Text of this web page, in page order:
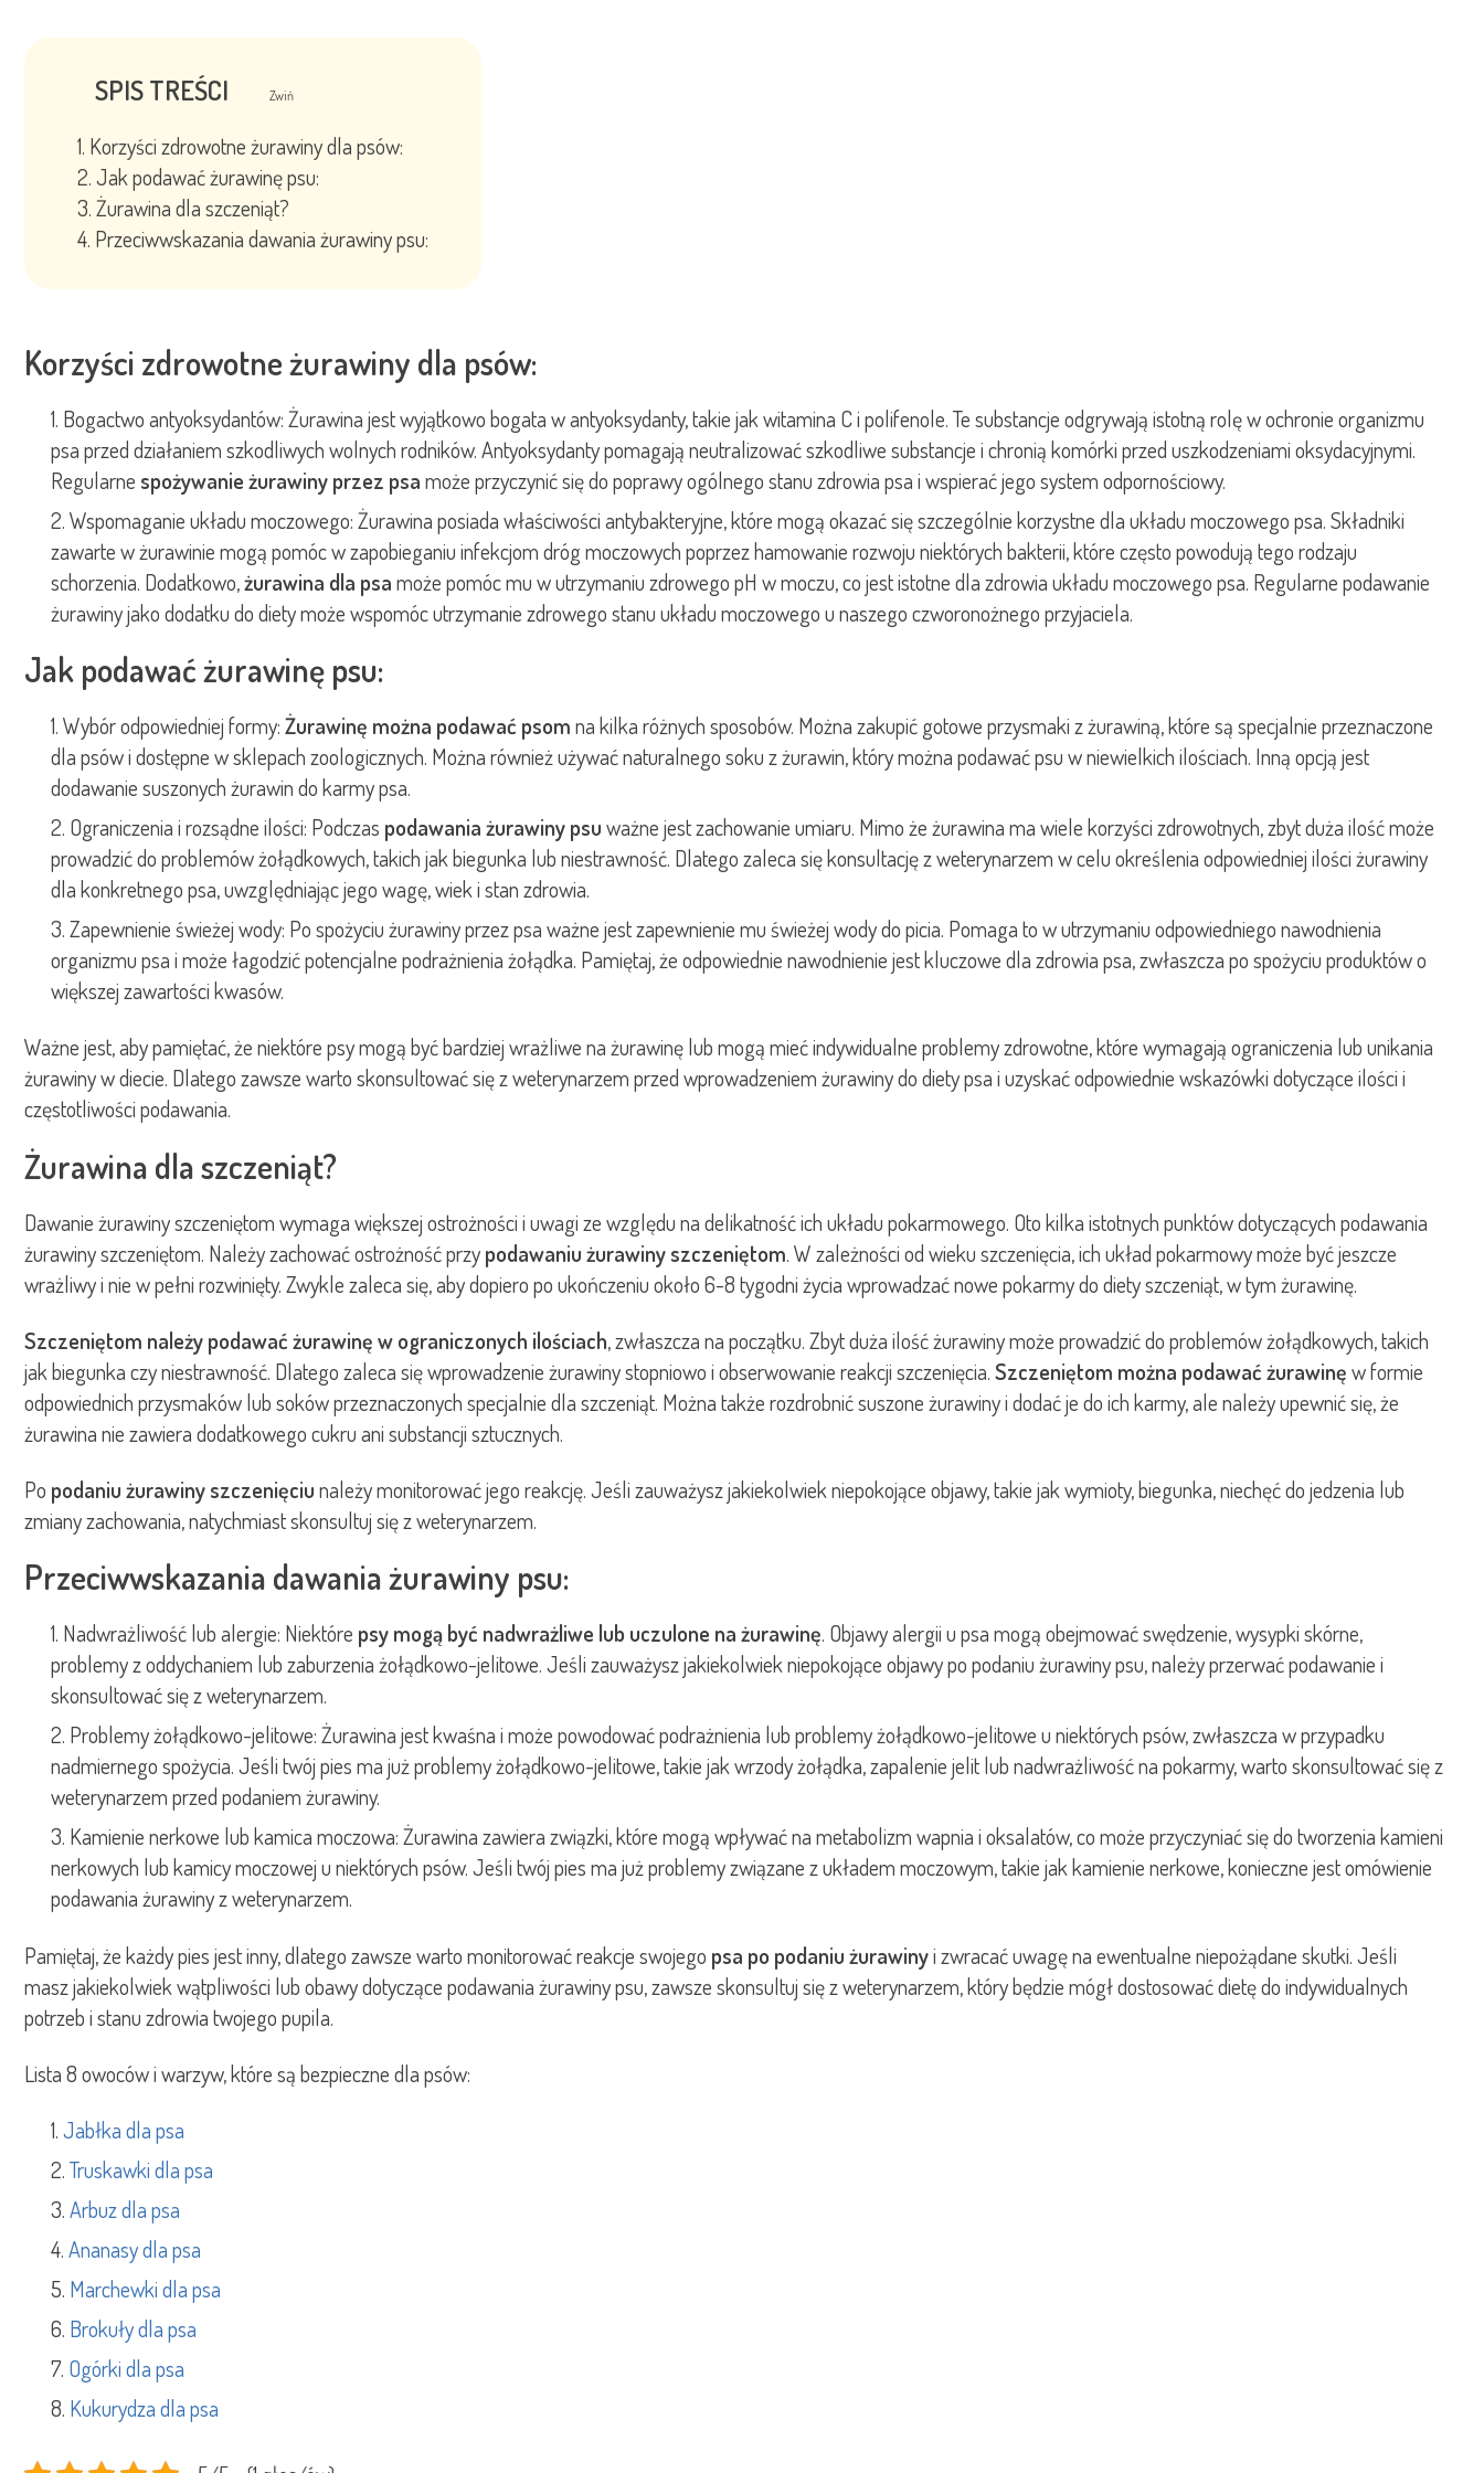
SPIS TREŚCI Zwiń
Korzyści zdrowotne żurawiny dla psów:
Jak podawać żurawinę psu:
Żurawina dla szczeniąt?
Przeciwwskazania dawania żurawiny psu:
Korzyści zdrowotne żurawiny dla psów:
Bogactwo antyoksydantów: Żurawina jest wyjątkowo bogata w antyoksydanty, takie jak witamina C i polifenole. Te substancje odgrywają istotną rolę w ochronie organizmu
psa przed działaniem szkodliwych wolnych rodników. Antyoksydanty pomagają neutralizować szkodliwe substancje i chronią komórki przed uszkodzeniami oksydacyjnymi.
Regularne spożywanie żurawiny przez psamoże przyczynić się do poprawy ogólnego stanu zdrowia psa i wspierać jego system odpornościowy.
Wspomaganie układu moczowego: Żurawina posiada właściwości antybakteryjne, które mogą okazać się szczególnie korzystne dla układu moczowego psa. Składniki
zawarte w żurawinie mogą pomóc w zapobieganiu infekcjom dróg moczowych poprzez hamowanie rozwoju niektórych bakterii, które często powodują tego rodzaju
schorzenia. Dodatkowo,żurawina dla psamoże pomóc mu w utrzymaniu zdrowego pH w moczu, co jest istotne dla zdrowia układu moczowego psa. Regularne podawanie
żurawiny jako dodatku do diety może wspomóc utrzymanie zdrowego stanu układu moczowego u naszego czworonożnego przyjaciela.
Jak podawać żurawinę psu:
Wybór odpowiedniej formy:Żurawinę można podawać psomna kilka różnych sposobów. Można zakupić gotowe przysmaki z żurawiną, które są specjalnie przeznaczone
dla psów i dostępne w sklepach zoologicznych. Można również używać naturalnego soku z żurawin, który można podawać psu w niewielkich ilościach. Inną opcją jest
dodawanie suszonych żurawin do karmy psa.
Ograniczenia i rozsądne ilości: Podczas podawania żurawiny psuważne jest zachowanie umiaru. Mimo że żurawina ma wiele korzyści zdrowotnych, zbyt duża ilość może
prowadzić do problemów żołądkowych, takich jak biegunka lub niestrawność. Dlatego zaleca się konsultację z weterynarzem w celu określenia odpowiedniej ilości żurawiny
dla konkretnego psa, uwzględniając jego wagę, wiek i stan zdrowia.
Zapewnienie świeżej wody: Po spożyciu żurawiny przez psa ważne jest zapewnienie mu świeżej wody do picia. Pomaga to w utrzymaniu odpowiedniego nawodnienia
organizmu psa i może łagodzić potencjalne podrażnienia żołądka. Pamiętaj, że odpowiednie nawodnienie jest kluczowe dla zdrowia psa, zwłaszcza po spożyciu produktów o
większej zawartości kwasów.
Ważne jest, aby pamiętać, że niektóre psy mogą być bardziej wrażliwe na żurawinę lub mogą mieć indywidualne problemy zdrowotne, które wymagają ograniczenia lub unikania
żurawiny w diecie. Dlatego zawsze warto skonsultować się z weterynarzem przed wprowadzeniem żurawiny do diety psa i uzyskać odpowiednie wskazówki dotyczące ilości i
częstotliwości podawania.
Żurawina dla szczeniąt?
Dawanie żurawiny szczeniętom wymaga większej ostrożności i uwagi ze względu na delikatność ich układu pokarmowego. Oto kilka istotnych punktów dotyczących podawania
żurawiny szczeniętom. Należy zachować ostrożność przypodawaniu żurawiny szczeniętom. W zależności od wieku szczenięcia, ich układ pokarmowy może być jeszcze
wrażliwy i nie w pełni rozwinięty. Zwykle zaleca się, aby dopiero po ukończeniu około 6-8 tygodni życia wprowadzać nowe pokarmy do diety szczeniąt, w tym żurawinę.
Szczeniętom należy podawać żurawinę w ograniczonych ilościach, zwłaszcza na początku. Zbyt duża ilość żurawiny może prowadzić do problemów żołądkowych, takich
jak biegunka czy niestrawność. Dlatego zaleca się wprowadzenie żurawiny stopniowo i obserwowanie reakcji szczenięcia.Szczeniętom można podawać żurawinęw formie
odpowiednich przysmaków lub soków przeznaczonych specjalnie dla szczeniąt. Można także rozdrobnić suszone żurawiny i dodać je do ich karmy, ale należy upewnić się, że
żurawina nie zawiera dodatkowego cukru ani substancji sztucznych.
Po podaniu żurawiny szczenięciunależy monitorować jego reakcję. Jeśli zauważysz jakiekolwiek niepokojące objawy, takie jak wymioty, biegunka, niechęć do jedzenia lub
zmiany zachowania, natychmiast skonsultuj się z weterynarzem.
Przeciwwskazania dawania żurawiny psu:
Nadwrażliwość lub alergie: Niektóre psy mogą być nadwrażliwe lub uczulone na żurawinę. Objawy alergii u psa mogą obejmować swędzenie, wysypki skórne,
problemy z oddychaniem lub zaburzenia żołądkowo-jelitowe. Jeśli zauważysz jakiekolwiek niepokojące objawy po podaniu żurawiny psu, należy przerwać podawanie i
skonsultować się z weterynarzem.
Problemy żołądkowo-jelitowe: Żurawina jest kwaśna i może powodować podrażnienia lub problemy żołądkowo-jelitowe u niektórych psów, zwłaszcza w przypadku
nadmiernego spożycia. Jeśli twój pies ma już problemy żołądkowo-jelitowe, takie jak wrzody żołądka, zapalenie jelit lub nadwrażliwość na pokarmy, warto skonsultować się z
weterynarzem przed podaniem żurawiny.
Kamienie nerkowe lub kamica moczowa: Żurawina zawiera związki, które mogą wpływać na metabolizm wapnia i oksalatów, co może przyczyniać się do tworzenia kamieni
nerkowych lub kamicy moczowej u niektórych psów. Jeśli twój pies ma już problemy związane z układem moczowym, takie jak kamienie nerkowe, konieczne jest omówienie
podawania żurawiny z weterynarzem.
Pamiętaj, że każdy pies jest inny, dlatego zawsze warto monitorować reakcje swojego psa po podaniu żurawinyi zwracać uwagę na ewentualne niepożądane skutki. Jeśli
masz jakiekolwiek wątpliwości lub obawy dotyczące podawania żurawiny psu, zawsze skonsultuj się z weterynarzem, który będzie mógł dostosować dietę do indywidualnych
potrzeb i stanu zdrowia twojego pupila.
Lista 8 owoców i warzyw, które są bezpieczne dla psów:
Jabłka dla psa
Truskawki dla psa
Arbuz dla psa
Ananasy dla psa
Marchewki dla psa
Brokuły dla psa
Ogórki dla psa
Kukurydza dla psa